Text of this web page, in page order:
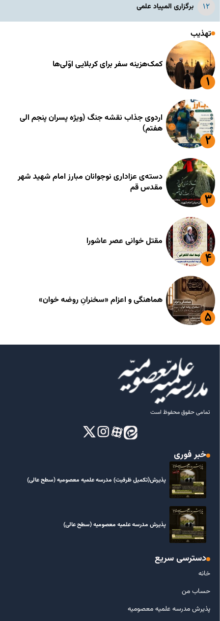
برگزاری المپیاد علمی
تهذیب
کمک‌هزینه سفر برای کربلایی اوّلی‌ها
اردوی جذاب نقشه جنگ (ویژه پسران پنجم الی
هفتم)
دسته‌ی عزاداری نوجوانان مبارز امام شهید شهر
مقدس قم
مقتل خوانی عصر عاشورا
هماهنگی و اعزام «سخنرانِ روضه خوان»
تمامی حقوق محفوظ است
خبر فوری
پذیرش(تکمیل ظرفیت) مدرسه علمیه معصومیه‌ (سطح عالی)
پذیرش مدرسه علمیه معصومیه‌ (سطح عالی)
دسترسی سریع
خانه
حساب من
پذیرش مدرسه علمیه معصومیه